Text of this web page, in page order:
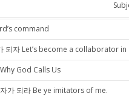
command
되자 Let’s become a collaborator
God Calls Us
가 되라 Be ye imitators of me.